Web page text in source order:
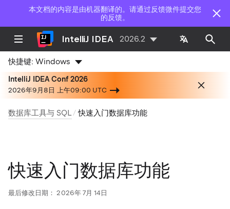
本文档的内容是由机器翻译的。请通过反馈微件提交您
的反馈。
IntelliJ IDEA 2026.2
快捷键:Windows
IntelliJ IDEA Conf 2026
2026年9月8日 上午09:00 UTC
数据库工具与 SQL 快速入门数据库功能
快速入门数据库功能
最后修改日期： 2026年 7月 14日